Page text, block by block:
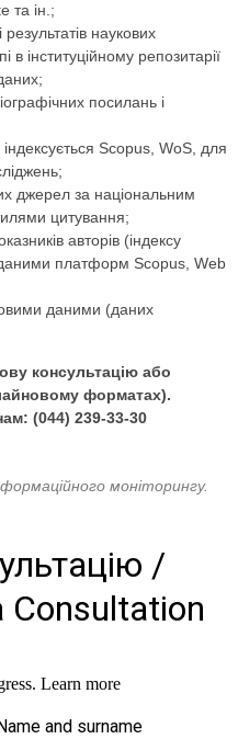
та ін.;
наукових
в інституційному репозитарії
посилань і
Scopus, WoS, для
джерел за національним
цитування;
авторів (індексу
даними платформ Scopus, Web
даними (даних
консультацію або
форматах).
(044) 239-33-30
моніторингу.